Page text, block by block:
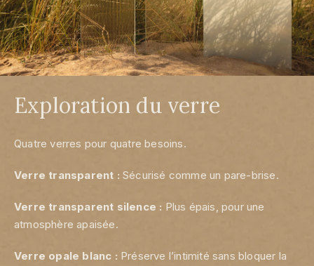
Exploration du verre
Quatre verres pour quatre besoins.
Verre transparent : Sécurisé comme un pare-brise.
Verre transparent silence : Plus épais, pour une
atmosphère apaisée.
Verre opale blanc : Préserve l’intimité sans bloquer la